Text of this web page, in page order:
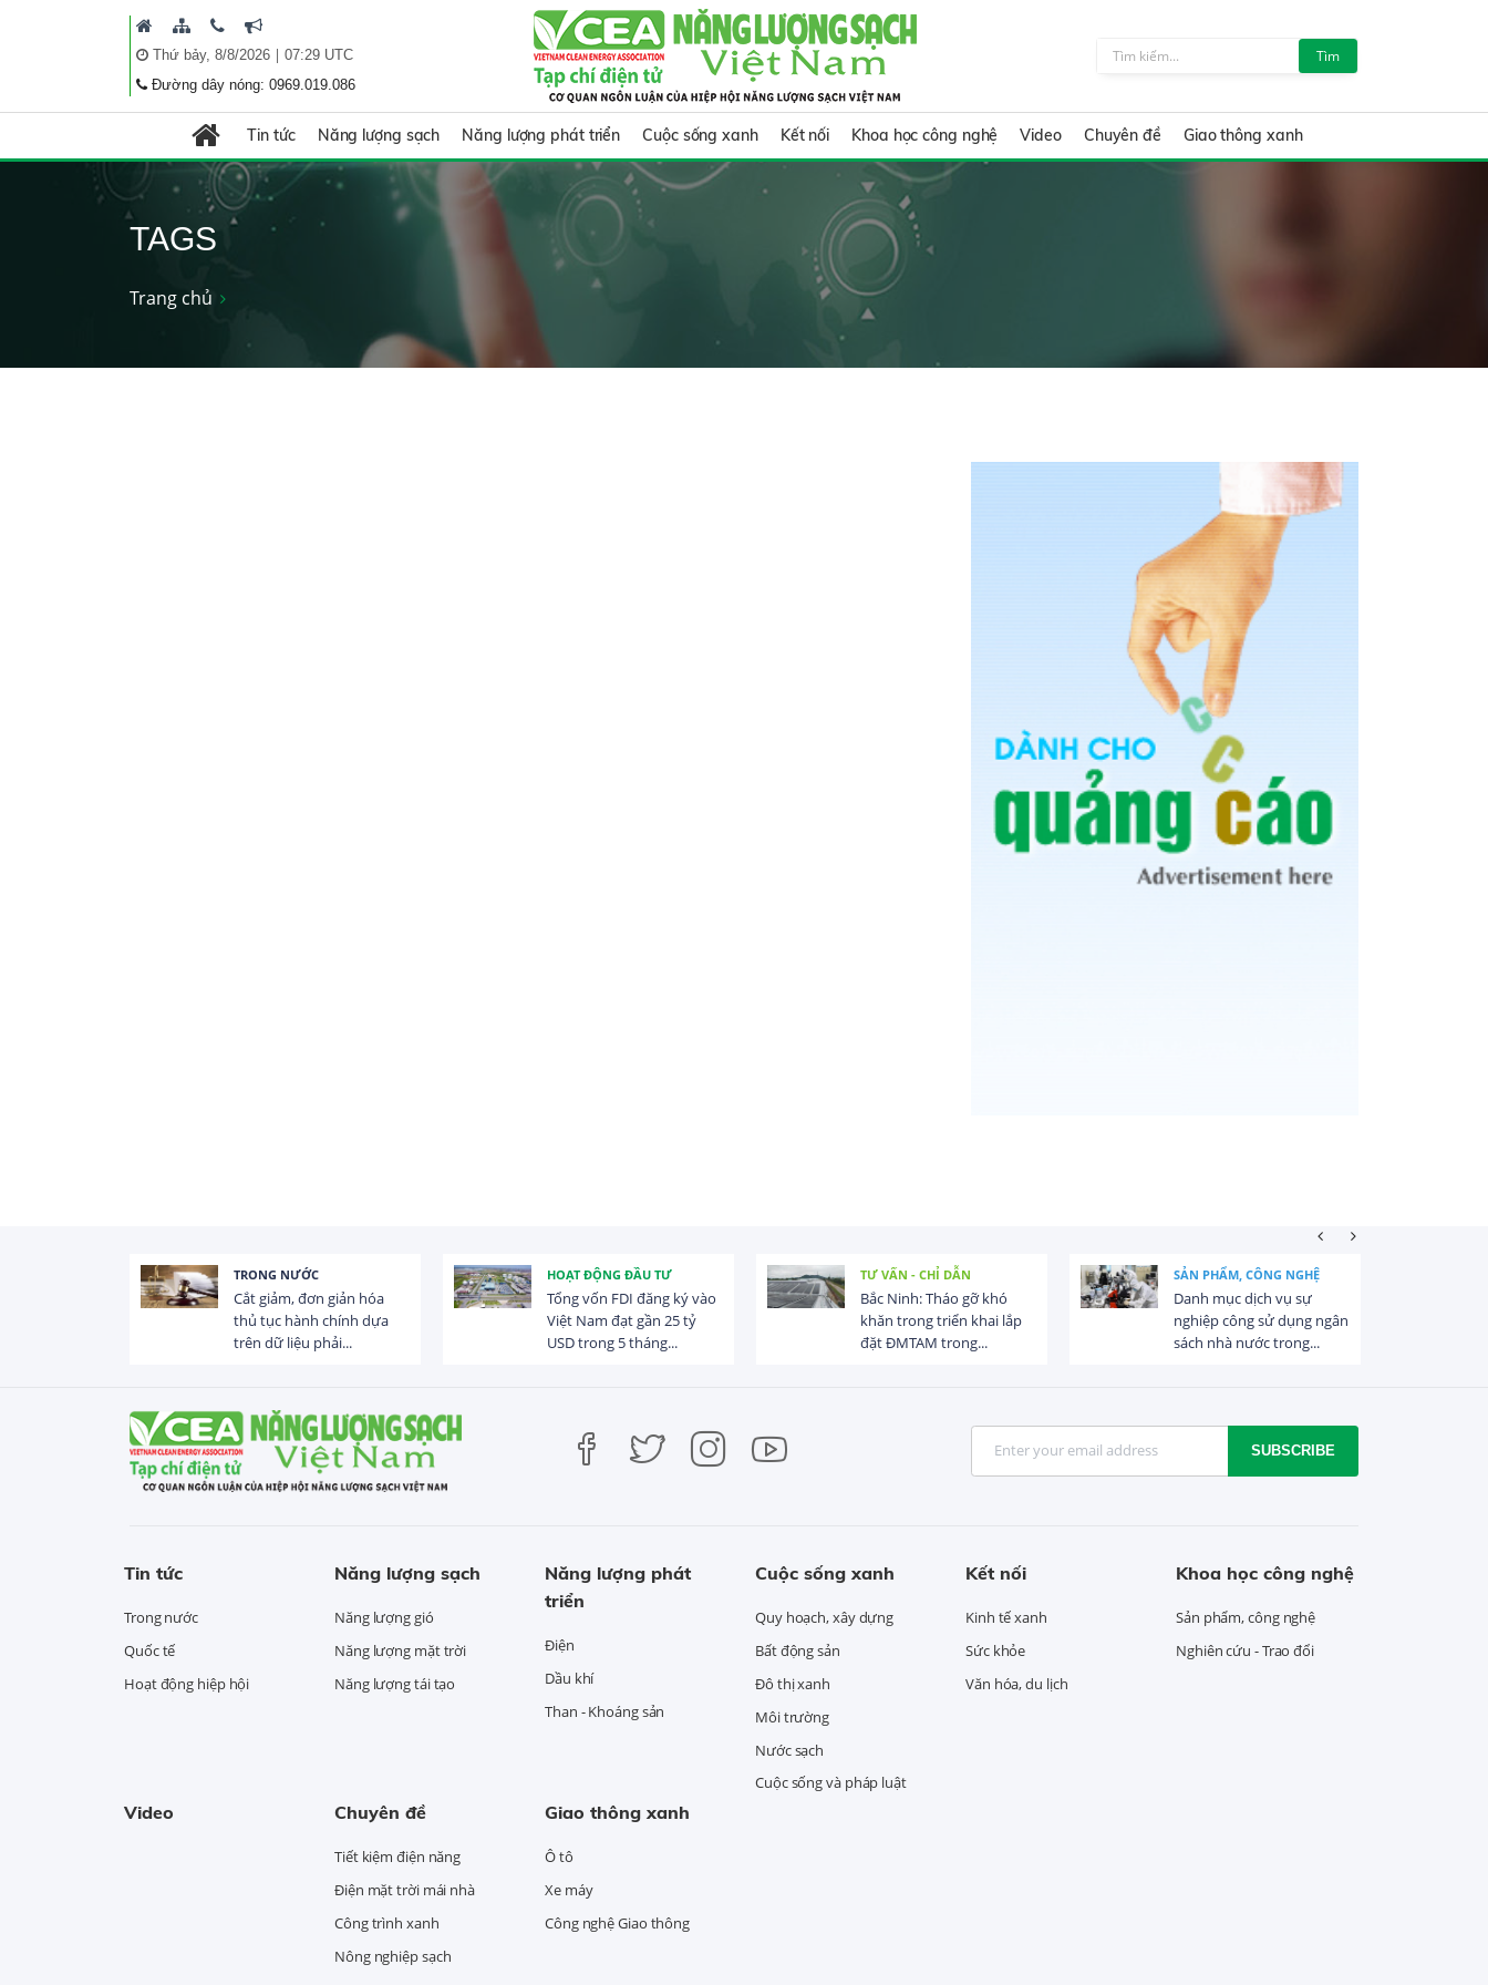
Thứ bảy, 8/8/2026| 07:29 UTC
Đường dây nóng: 0969.019.086
Tìm
Tin tức Năng lượng sạch Năng lượng phát triển Cuộc sống xanh Kết nối Khoa học công nghệ Video Chuyên đề Giao thông xanh
TAGS
Trang chủ
TRONG NƯỚC
Cắt giảm, đơn giản hóa
thủ tục hành chính dựa
trên dữ liệu phải...
HOẠT ĐỘNG ĐẦU TƯ
Tổng vốn FDI đăng ký vào
Việt Nam đạt gần 25 tỷ
USD trong 5 tháng...
TƯ VẤN - CHỈ DẪN
Bắc Ninh: Tháo gỡ khó
khăn trong triển khai lắp
đặt ĐMTAM trong...
SẢN PHẨM, CÔNG NGHỆ
Danh mục dịch vụ sự
nghiệp công sử dụng ngân
sách nhà nước trong...
SUBSCRIBE
Tin tức
Trong nước
Quốc tế
Hoạt động hiệp hội
Năng lượng sạch
Năng lượng gió
Năng lượng mặt trời
Năng lượng tái tạo
Năng lượng phát
triển
Điện
Dầu khí
Than - Khoáng sản
Cuộc sống xanh
Quy hoạch, xây dựng
Bất động sản
Đô thị xanh
Môi trường
Nước sạch
Cuộc sống và pháp luật
Kết nối
Kinh tế xanh
Sức khỏe
Văn hóa, du lịch
Khoa học công nghệ
Sản phẩm, công nghệ
Nghiên cứu - Trao đổi
Video Chuyên đề
Tiết kiệm điện năng
Điện mặt trời mái nhà
Công trình xanh
Nông nghiệp sạch
Giao thông xanh
Ô tô
Xe máy
Công nghệ Giao thông